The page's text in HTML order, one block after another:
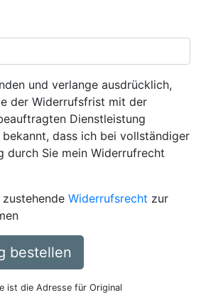
und verlange ausdrücklich,
der Widerrufsfrist mit der
Dienstleistung
dass ich bei vollständiger
durch Sie mein Widerrufrecht
Widerrufsrecht zur
bestellen
ist die Adresse für Original